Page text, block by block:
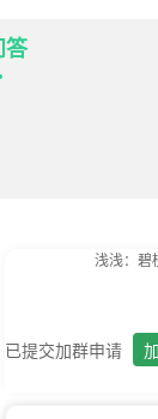
答
浅浅：碧
牛转乾坤
日记本：
已提交加群申请